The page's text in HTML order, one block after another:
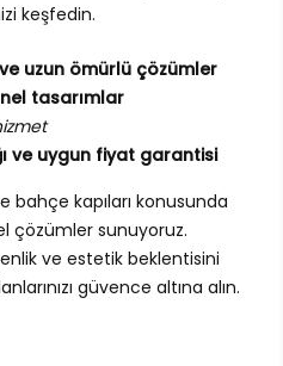
keşfedin.
uzun ömürlü çözümler
tasarımlar
ve uygun fiyat garantisi
bahçe kapıları konusunda
çözümler sunuyoruz.
ve estetik beklentisini
güvence altına alın.